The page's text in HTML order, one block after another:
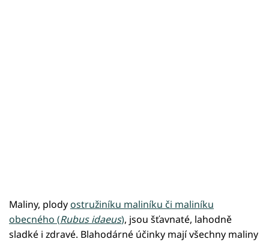
Maliny, plodyostružiníku maliníku či maliníku
obecného (Rubus idaeus), jsou šťavnaté, lahodně
sladké i zdravé. Blahodárné účinky mají všechny maliny